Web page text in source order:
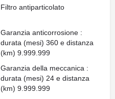
Filtro antiparticolato
Garanzia anticorrosione :
durata (mesi) 360 e distanza
(km) 9.999.999
Garanzia della meccanica :
durata (mesi) 24 e distanza
(km) 9.999.999